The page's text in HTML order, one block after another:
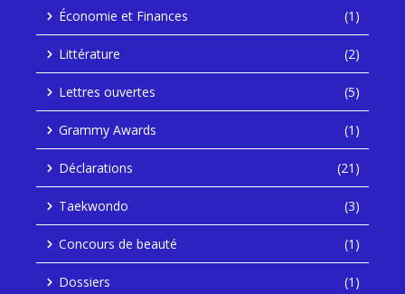
Économie et Finances (1)
Littérature (2)
Lettres ouvertes (5)
Grammy Awards (1)
Déclarations (21)
Taekwondo (3)
Concours de beauté (1)
Dossiers (1)